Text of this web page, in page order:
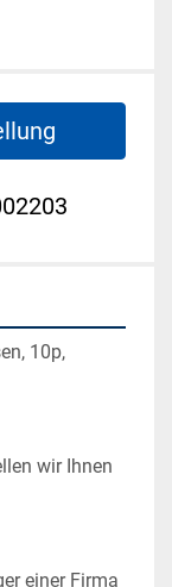
10p,
wir Ihnen
einer Firma